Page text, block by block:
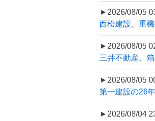
►2026/08/05
西松建設、重
►2026/08/05
三井不動産、
►2026/08/05
第一建設の26
►2026/08/04